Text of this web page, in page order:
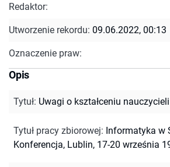
Redaktor:
Utworzenie rekordu: 09.06.2022, 00:13
Oznaczenie praw:
Opis
Tytuł: Uwagi o kształceniu
Tytuł pracy zbiorowej: Informatyka w
Konferencja, Lublin, 17-20 września